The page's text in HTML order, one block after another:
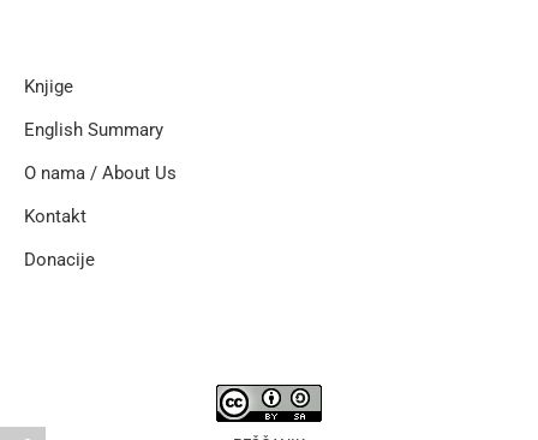
Knjige
English Summary
O nama / About Us
Kontakt
Donacije